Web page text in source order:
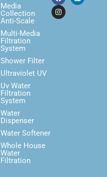
Media
Collection
Anti-Scale
Multi-Media
Filtration
System
Shower Filter
Ultraviolet UV
Uv Water
Filtration
System
Water
Dispenser
Water Softener
Whole House
Water
Filtration